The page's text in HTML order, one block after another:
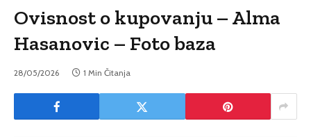
Ovisnost o kupovanju – Alma
Hasanovic – Foto baza
28/05/2026 1 Min Čitanja